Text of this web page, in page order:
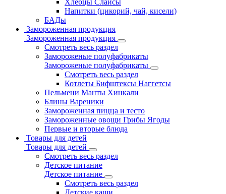
Хлебцы Слайсы
Напитки (цикорий, чай, кисели)
БАДы
Замороженная продукция
Замороженная продукция
Смотреть весь раздел
Замороженые полуфабрикаты
Замороженые полуфабрикаты
Смотреть весь раздел
Котлеты Бифштексы Наггетсы
Пельмени Манты Хинкали
Блины Вареники
Замороженная пицца и тесто
Замороженные овощи Грибы Ягоды
Первые и вторые блюда
Товары для детей
Товары для детей
Смотреть весь раздел
Детское питание
Детское питание
Смотреть весь раздел
Детские каши